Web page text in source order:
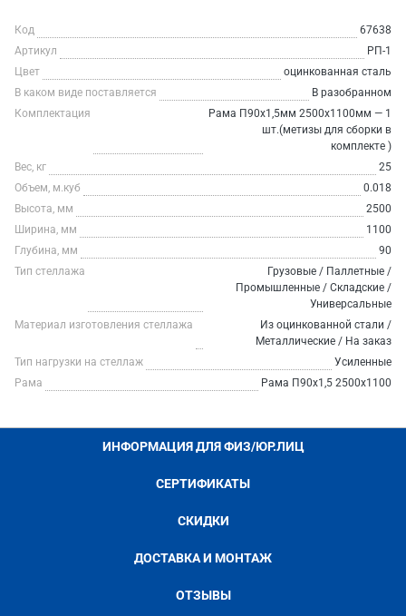
Код
67638
Артикул
РП-1
Цвет
оцинкованная сталь
В каком виде поставляется
В разобранном
Комплектация
Рама П90х1,5мм 2500х1100мм — 1
шт.(метизы для сборки в
комплекте )
Вес, кг
25
Объем, м.куб
0.018
Высота, мм
2500
Ширина, мм
1100
Глубина, мм
90
Тип стеллажа
Грузовые / Паллетные /
Промышленные / Складские /
Универсальные
Материал изготовления стеллажа
Из оцинкованной стали /
Металлические / На заказ
Тип нагрузки на стеллаж
Усиленные
Рама
Рама П90х1,5 2500х1100
ИНФОРМАЦИЯ ДЛЯ ФИЗ/ЮР.ЛИЦ
СЕРТИФИКАТЫ
СКИДКИ
ДОСТАВКА И МОНТАЖ
ОТЗЫВЫ